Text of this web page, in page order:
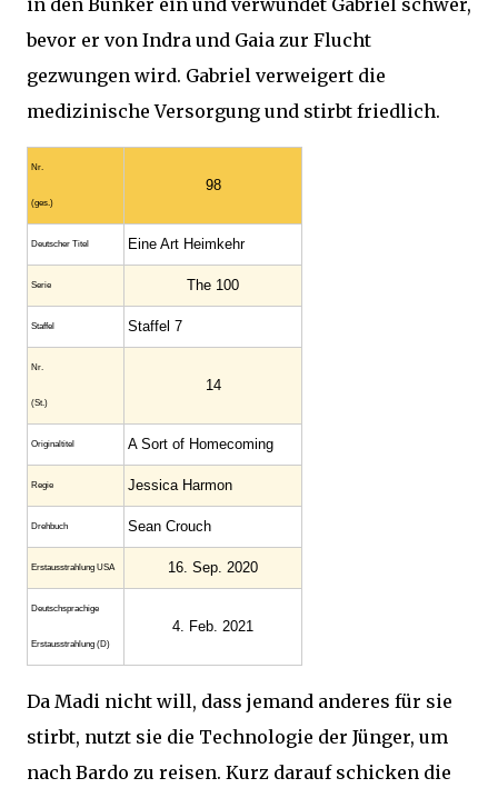
in den Bunker ein und verwundet Gabriel schwer,
bevor er von Indra und Gaia zur Flucht
gezwungen wird. Gabriel verweigert die
medizinische Versorgung und stirbt friedlich.
Nr.
(ges.)
98
Deutscher Titel Eine Art Heimkehr
Serie The 100
Staffel Staffel 7
Nr.
(St.)
14
Original­titel A Sort of Homecoming
Regie Jessica Harmon
Drehbuch Sean Crouch
Erstaus­strahlung USA 16. Sep. 2020
Deutsch­sprachige
Erstaus­strahlung (D)
4. Feb. 2021
Da Madi nicht will, dass jemand anderes für sie
stirbt, nutzt sie die Technologie der Jünger, um
nach Bardo zu reisen. Kurz darauf schicken die